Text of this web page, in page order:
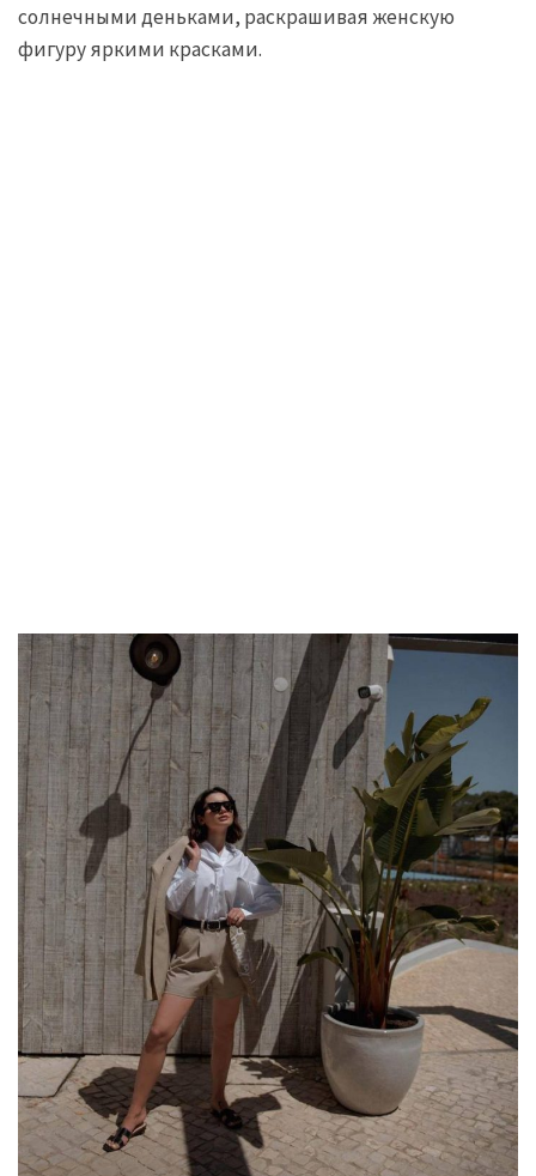
солнечными деньками, раскрашивая женскую
фигуру яркими красками.